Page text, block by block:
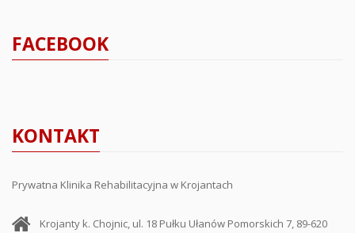
FACEBOOK
KONTAKT
Prywatna Klinika Rehabilitacyjna w Krojantach
Krojanty k. Chojnic, ul. 18 Pułku Ułanów Pomorskich 7, 89-620